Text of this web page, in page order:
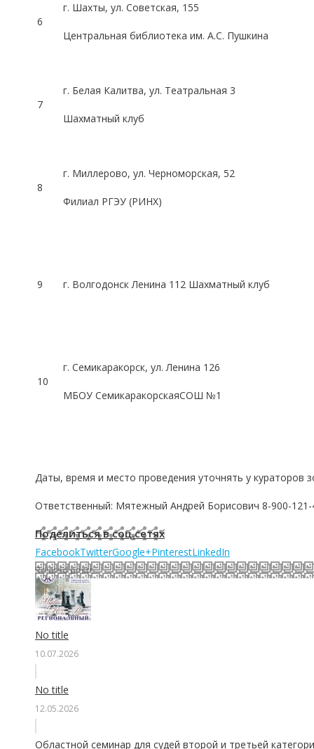
6
г. Шахты, ул. Советская, 155
Центральная библиотека им. А.С. Пушкина
7
г. Белая Калитва, ул. Театральная 3
Шахматный клуб
8
г. Миллерово, ул. Черноморская, 52
Филиал РГЭУ (РИНХ)
9 г. Волгодонск Ленина 112 Шахматный клуб
10
г. Семикаракорск, ул. Ленина 126
МБОУ СемикаракорскаяСОШ №1
Даты, время и место проведения уточнять у кураторов
Ответственный: Мятежный Андрей Борисович 8-900-121-
Поделиться в соц.сетях
FacebookTwitterGoogle+PinterestLinkedIn
Related posts
No title
10.07.2026
No title
12.05.2026
Областной семинар для судей второй и третьей